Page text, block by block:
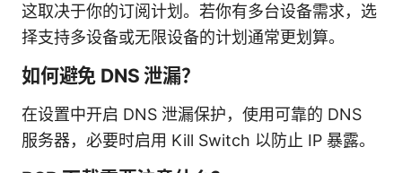
这取决于你的订阅计划。若你有多台设备需求，选
择支持多设备或无限设备的计划通常更划算。
如何避免 DNS 泄漏？
在设置中开启 DNS 泄漏保护，使用可靠的 DNS
服务器，必要时启用 Kill Switch 以防止 IP 暴露。